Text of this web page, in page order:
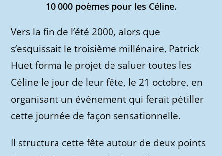
10 000 poèmes pour les Céline.
Vers la fin de l’été 2000, alors que
s’esquissait le troisième millénaire, Patrick
Huet forma le projet de saluer toutes les
Céline le jour de leur fête, le 21 octobre, en
organisant un événement qui ferait pétiller
cette journée de façon sensationnelle.
Il structura cette fête autour de deux points